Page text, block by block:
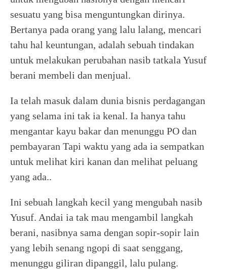
sesuatu yang bisa menguntungkan dirinya.
Bertanya pada orang yang lalu lalang, mencari
tahu hal keuntungan, adalah sebuah tindakan
untuk melakukan perubahan nasib tatkala Yusuf
berani membeli dan menjual.
Ia telah masuk dalam dunia bisnis perdagangan
yang selama ini tak ia kenal. Ia hanya tahu
mengantar kayu bakar dan menunggu PO dan
pembayaran Tapi waktu yang ada ia sempatkan
untuk melihat kiri kanan dan melihat peluang
yang ada..
Ini sebuah langkah kecil yang mengubah nasib
Yusuf. Andai ia tak mau mengambil langkah
berani, nasibnya sama dengan sopir-sopir lain
yang lebih senang ngopi di saat senggang,
menunggu giliran dipanggil, lalu pulang.